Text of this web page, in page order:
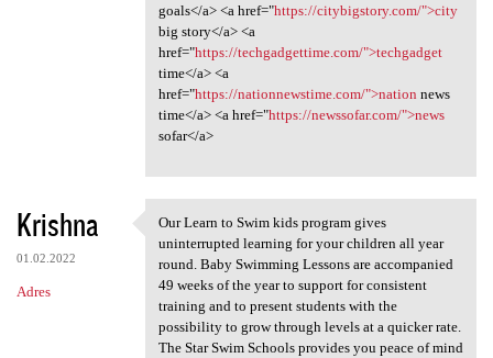
goals</a> <a href="https://citybigstory.com/">city
big story</a> <a
href="https://techgadgettime.com/">techgadget
time</a> <a
href="https://nationnewstime.com/">nation news
time</a> <a href="https://newssofar.com/">news
sofar</a>
Krishna
01.02.2022
Adres
Our Learn to Swim kids
Our Learn to Swim kids program gives
uninterrupted learning for your children all year
round. Baby Swimming Lessons are accompanied
49 weeks of the year to support for consistent
training and to present students with the
possibility to grow through levels at a quicker rate.
The Star Swim Schools provides you peace of mind